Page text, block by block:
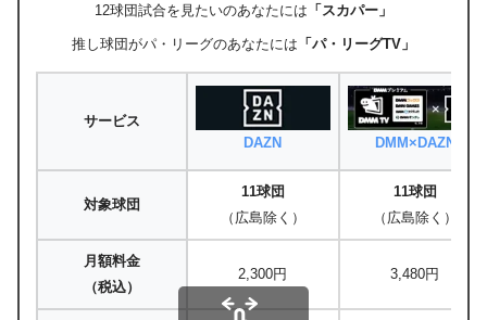
12球団試合を見たいのあなたには 「スカパー」
推し球団がパ・リーグのあなたには 「パ・リーグTV」
サービス
DAZN
DMM×DAZN
対象球団
11球団
（広島除く）
11球団
（広島除く）
月額料金
（税込）
2,300円 3,480円